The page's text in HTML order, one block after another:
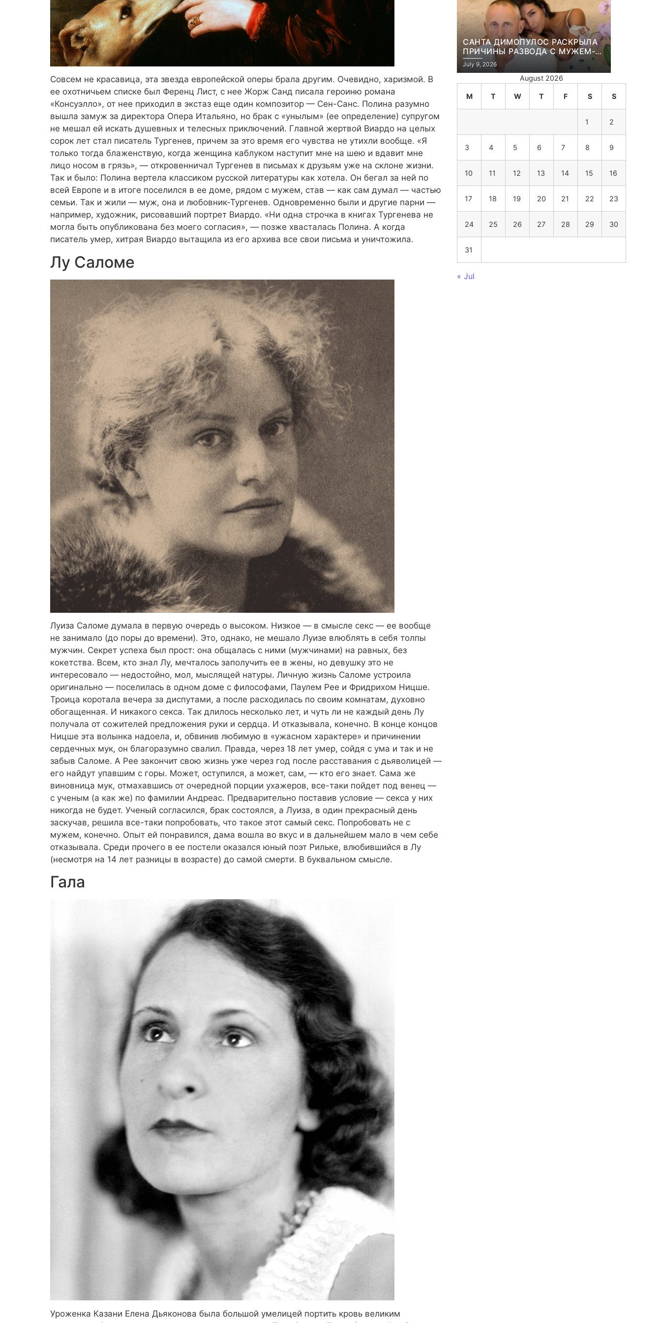
Совсем не красавица, эта звезда европейской оперы брала другим. Очевидно, харизмой. В
ее охотничьем списке был Ференц Лист, с нее Жорж Санд писала героиню романа
«Консуэлло», от нее приходил в экстаз еще один композитор — Сен-Санс. Полина разумно
вышла замуж за директора Опера Итальяно, но брак с «унылым» (ее определение) супругом
не мешал ей искать душевных и телесных приключений. Главной жертвой Виардо на целых
сорок лет стал писатель Тургенев, причем за это время его чувства не утихли вообще. «Я
только тогда блаженствую, когда женщина каблуком наступит мне на шею и вдавит мне
лицо носом в грязь», — откровенничал Тургенев в письмах к друзьям уже на склоне жизни.
Так и было: Полина вертела классиком русской литературы как хотела. Он бегал за ней по
всей Европе и в итоге поселился в ее доме, рядом с мужем, став — как сам думал — частью
семьи. Так и жили — муж, она и любовник-Тургенев. Одновременно были и другие парни —
например, художник, рисовавший портрет Виардо. «Ни одна строчка в книгах Тургенева не
могла быть опубликована без моего согласия», — позже хвасталась Полина. А когда
писатель умер, хитрая Виардо вытащила из его архива все свои письма и уничтожила.
Лу Саломе
Луиза Саломе думала в первую очередь о высоком. Низкое — в смысле секс — ее вообще
не занимало (до поры до времени). Это, однако, не мешало Луизе влюблять в себя толпы
мужчин. Секрет успеха был прост: она общалась с ними (мужчинами) на равных, без
кокетства. Всем, кто знал Лу, мечталось заполучить ее в жены, но девушку это не
интересовало — недостойно, мол, мыслящей натуры. Личную жизнь Саломе устроила
оригинально — поселилась в одном доме с философами, Паулем Рее и Фридрихом Ницше.
Троица коротала вечера за диспутами, а после расходилась по своим комнатам, духовно
обогащенная. И никакого секса. Так длилось несколько лет, и чуть ли не каждый день Лу
получала от сожителей предложения руки и сердца. И отказывала, конечно. В конце концов
Ницше эта волынка надоела, и, обвинив любимую в «ужасном характере» и причинении
сердечных мук, он благоразумно свалил. Правда, через 18 лет умер, сойдя с ума и так и не
забыв Саломе. А Рее закончит свою жизнь уже через год после расставания с дьяволицей —
его найдут упавшим с горы. Может, оступился, а может, сам, — кто его знает. Сама же
виновница мук, отмахавшись от очередной порции ухажеров, все-таки пойдет под венец —
с ученым (а как же) по фамилии Андреас. Предварительно поставив условие — секса у них
никогда не будет. Ученый согласился, брак состоялся, а Луиза, в один прекрасный день
заскучав, решила все-таки попробовать, что такое этот самый секс. Попробовать не с
мужем, конечно. Опыт ей понравился, дама вошла во вкус и в дальнейшем мало в чем себе
отказывала. Среди прочего в ее постели оказался юный поэт Рильке, влюбившийся в Лу
(несмотря на 14 лет разницы в возрасте) до самой смерти. В буквальном смысле.
Гала
Уроженка Казани Елена Дьяконова была большой умелицей портить кровь великим
САНТА ДИМОПУЛОС РАСКРЫЛА
ПРИЧИНЫ РАЗВОДА С МУЖЕМ-
БИЗНЕСМЕНОМ
July 9, 2026
August 2026
M T W T F S S
1 2
3 4 5 6 7 8 9
10 11 12 13 14 15 16
17 18 19 20 21 22 23
24 25 26 27 28 29 30
31
« Jul